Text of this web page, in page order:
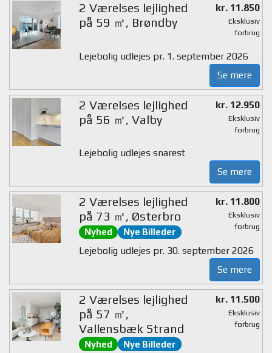
2 Værelses lejlighed
på 59 ㎡, Brøndby
kr. 11.850
Eksklusiv
forbrug
Lejebolig udlejes pr. 1. september 2026
Se mere
2 Værelses lejlighed
på 56 ㎡, Valby
kr. 12.950
Eksklusiv
forbrug
Lejebolig udlejes snarest
Se mere
2 Værelses lejlighed
på 73 ㎡, Østerbro
Nyhed Nye Billeder
kr. 11.800
Eksklusiv
forbrug
Lejebolig udlejes pr. 30. september 2026
Se mere
2 Værelses lejlighed
på 57 ㎡,
Vallensbæk Strand
Nyhed Nye Billeder
kr. 11.500
Eksklusiv
forbrug